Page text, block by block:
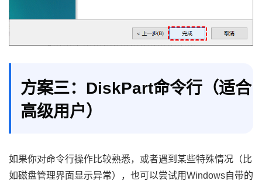
方案三：DiskPart命令行（适合
高级用户）
如果你对命令行操作比较熟悉，或者遇到某些特殊情况（比
如磁盘管理界面显示异常），也可以尝试用Windows自带的